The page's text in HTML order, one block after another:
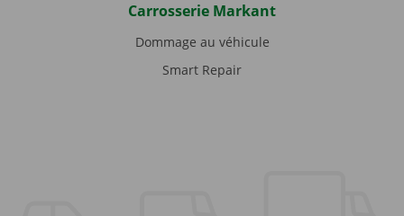
Carrosserie Markant
Dommage au véhicule
Smart Repair